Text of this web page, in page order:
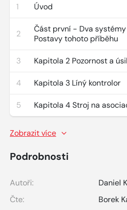
1 Úvod
2
Část první - Dva
Postavy tohoto příběhu
3 Kapitola 2 Pozornost a
4 Kapitola 3 Líný kontrolor
5 Kapitola 4 Stroj na
Zobrazit více
Podrobnosti
Autoři:
Daniel
Čte:
Borek